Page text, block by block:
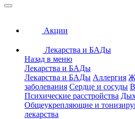
Акции
Лекарства и БАДы
Назад в меню
Лекарства и БАДы
Лекарства и БАДы Аллергия
заболевания Сердце и сосуды
Психические расстройства
Общеукрепляющие и
лекарства